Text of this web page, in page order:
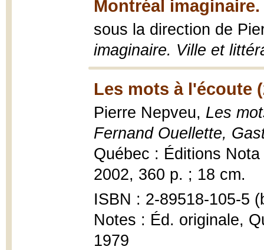
Montréal
sous la direction de
imaginaire. Ville et
Les mots à l'écoute
Pierre Nepveu, Les
Fernand Ouellette,
Québec : Éditions
2002, 360 p. ; 18 cm.
ISBN : 2-89518-105-5
Notes : Éd. originale,
1979